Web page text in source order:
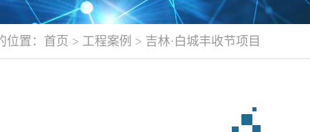
位置： 首页 > 工程案例 > 吉林·白城丰收节项目